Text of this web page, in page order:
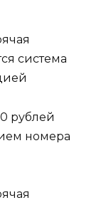
рублей
номера